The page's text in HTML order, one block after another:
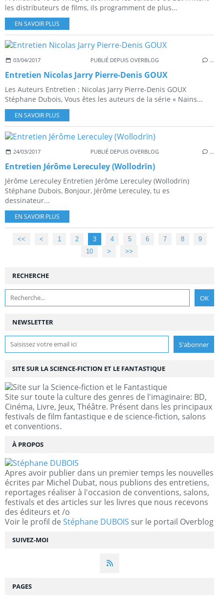
les distributeurs de films, ils programment de plus...
EN SAVOIR PLUS
03/04/2017 PUBLIÉ DEPUIS OVERBLOG …
Entretien Nicolas Jarry Pierre-Denis GOUX
Les Auteurs Entretien : Nicolas Jarry Pierre-Denis GOUX
Stéphane Dubois, Vous êtes les auteurs de la série « Nains...
EN SAVOIR PLUS
24/03/2017 PUBLIÉ DEPUIS OVERBLOG …
Entretien Jérôme Lereculey (Wollodrïn)
Jérôme Lereculey Entretien Jérôme Lereculey (Wollodrïn)
Stéphane Dubois, Bonjour, Jérôme Lereculey, tu es
dessinateur...
EN SAVOIR PLUS
<< < 1 2 3 4 5 6 7 8
9
10
> >>
NEWSLETTER
SUIVEZ-MOI
RECHERCHE
SITE SUR LA SCIENCE-FICTION ET LE FANTASTIQUE
Site sur toute la culture des genres de l'imaginaire: BD,
Cinéma, Livre, Jeux, Théâtre. Présent dans les principaux
festivals de film fantastique e de science-fiction, salons
et conventions.
À PROPOS
Apres avoir publier dans un premier temps les nouvelles
écrites par Michel Dubat, nous publions des entretiens,
reportages réaliser à l'occasion de conventions, salons,
festivals et des articles sur les livres que nous recevons
des éditeurs et /o
Voir le profil de Stéphane DUBOIS sur le portail Overblog
PAGES